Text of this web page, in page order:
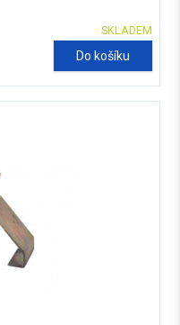
SKLADEM
Do košíku